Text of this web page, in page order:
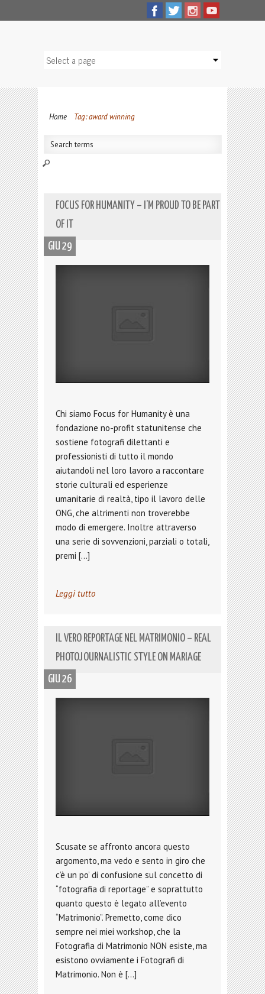
Home Tag: award winning
FOCUS FOR HUMANITY – I’M PROUD TO BE PART
OF IT
GIU 29
Chi siamo Focus for Humanity è una
fondazione no-profit statunitense che
sostiene fotografi dilettanti e
professionisti di tutto il mondo
aiutandoli nel loro lavoro a raccontare
storie culturali ed esperienze
umanitarie di realtà, tipo il lavoro delle
ONG, che altrimenti non troverebbe
modo di emergere. Inoltre attraverso
una serie di sovvenzioni, parziali o totali,
premi […]
Leggi tutto
IL VERO REPORTAGE NEL MATRIMONIO – REAL
PHOTOJOURNALISTIC STYLE ON MARIAGE
GIU 26
Scusate se affronto ancora questo
argomento, ma vedo e sento in giro che
c’è un po’ di confusione sul concetto di
“fotografia di reportage” e soprattutto
quanto questo è legato all’evento
“Matrimonio”. Premetto, come dico
sempre nei miei workshop, che la
Fotografia di Matrimonio NON esiste, ma
esistono ovviamente i Fotografi di
Matrimonio. Non è […]